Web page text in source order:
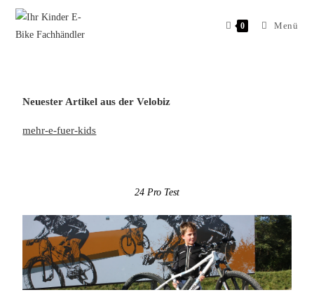
0 Menü
Neuester Artikel aus der Velobiz
mehr-e-fuer-kids
24 Pro Test